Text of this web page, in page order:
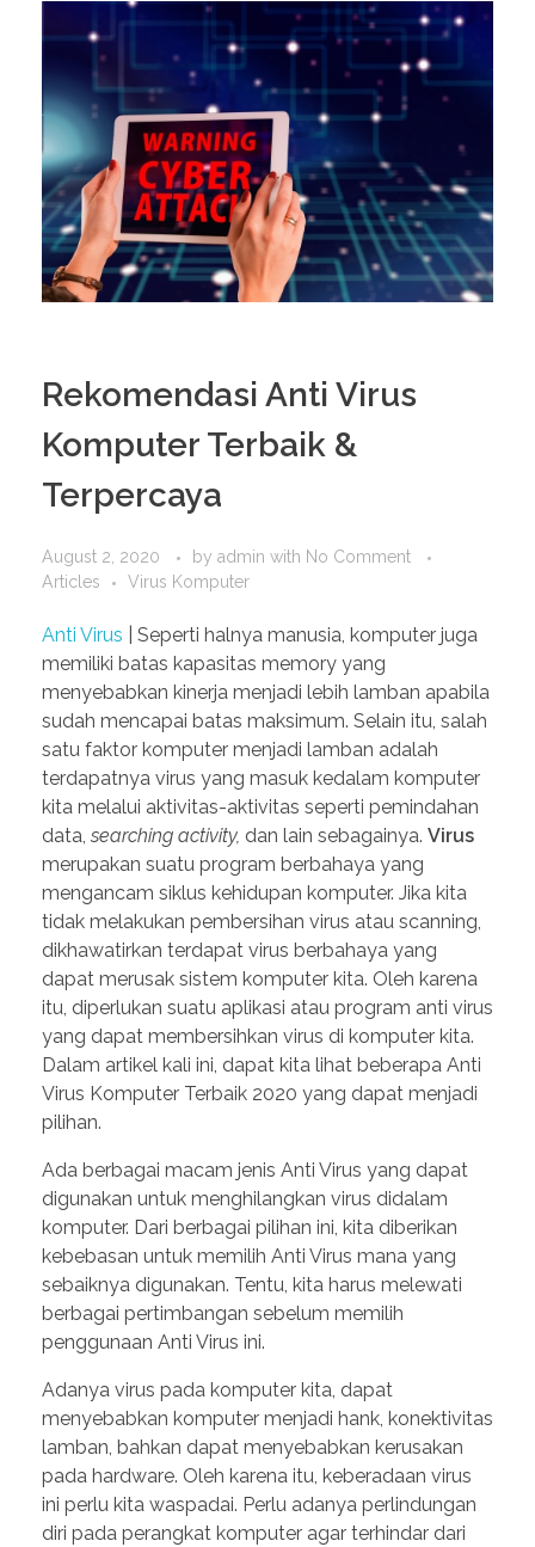
Rekomendasi Anti Virus
Komputer Terbaik &
Terpercaya
August 2, 2020 by admin with No Comment
Articles
Virus Komputer
Anti Virus | Seperti halnya manusia, komputer juga
memiliki batas kapasitas memory yang
menyebabkan kinerja menjadi lebih lamban apabila
sudah mencapai batas maksimum. Selain itu, salah
satu faktor komputer menjadi lamban adalah
terdapatnya virus yang masuk kedalam komputer
kita melalui aktivitas-aktivitas seperti pemindahan
data, searching activity, dan lain sebagainya. Virus
merupakan suatu program berbahaya yang
mengancam siklus kehidupan komputer. Jika kita
tidak melakukan pembersihan virus atau scanning,
dikhawatirkan terdapat virus berbahaya yang
dapat merusak sistem komputer kita. Oleh karena
itu, diperlukan suatu aplikasi atau program anti virus
yang dapat membersihkan virus di komputer kita.
Dalam artikel kali ini, dapat kita lihat beberapa Anti
Virus Komputer Terbaik 2020 yang dapat menjadi
pilihan.
Ada berbagai macam jenis Anti Virus yang dapat
digunakan untuk menghilangkan virus didalam
komputer. Dari berbagai pilihan ini, kita diberikan
kebebasan untuk memilih Anti Virus mana yang
sebaiknya digunakan. Tentu, kita harus melewati
berbagai pertimbangan sebelum memilih
penggunaan Anti Virus ini.
Adanya virus pada komputer kita, dapat
menyebabkan komputer menjadi hank, konektivitas
lamban, bahkan dapat menyebabkan kerusakan
pada hardware. Oleh karena itu, keberadaan virus
ini perlu kita waspadai. Perlu adanya perlindungan
diri pada perangkat komputer agar terhindar dari